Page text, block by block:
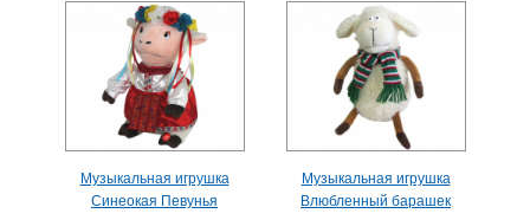
Музыкальная игрушка
Синеокая Певунья
Музыкальная игрушка
Влюбленный барашек